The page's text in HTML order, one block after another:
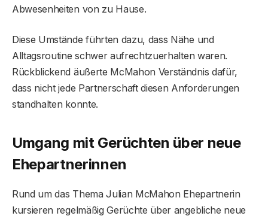
Abwesenheiten von zu Hause.
Diese Umstände führten dazu, dass Nähe und
Alltagsroutine schwer aufrechtzuerhalten waren.
Rückblickend äußerte McMahon Verständnis dafür,
dass nicht jede Partnerschaft diesen Anforderungen
standhalten konnte.
Umgang mit Gerüchten über neue
Ehepartnerinnen
Rund um das Thema Julian McMahon Ehepartnerin
kursieren regelmäßig Gerüchte über angebliche neue